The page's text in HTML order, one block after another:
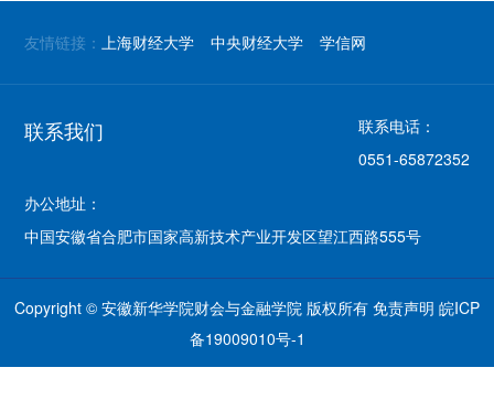
友情链接：上海财经大学 中央财经大学 学信网
联系我们
联系电话：
0551-65872352
办公地址：
中国安徽省合肥市国家高新技术产业开发区望江西路555号
Copyright © 安徽新华学院财会与金融学院 版权所有 免责声明 皖ICP
备19009010号-1